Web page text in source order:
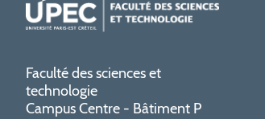
Faculté des sciences et
technologie
Campus Centre - Bâtiment P